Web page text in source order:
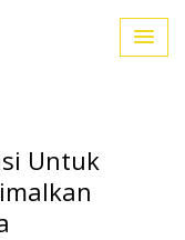
Untuk